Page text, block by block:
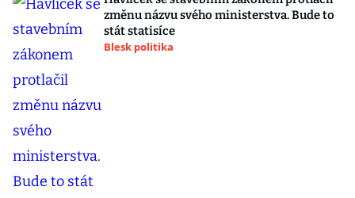
změnu názvu svého ministerstva. Bude to
stát statisíce
Blesk politika